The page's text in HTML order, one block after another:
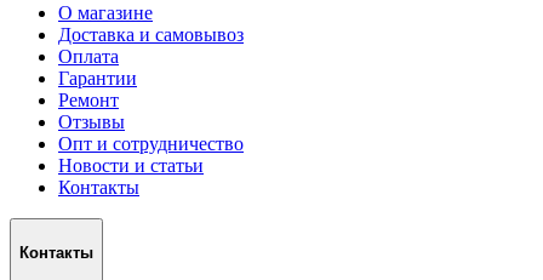
О магазине
Доставка и самовывоз
Оплата
Гарантии
Ремонт
Отзывы
Опт и сотрудничество
Новости и статьи
Контакты
Контакты